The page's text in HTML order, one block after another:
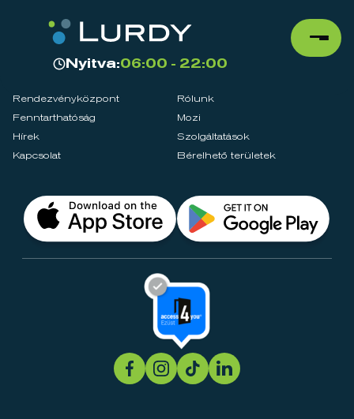
Nyitva:06:00 - 22:00
Rendezvényközpont
Rólunk
Fenntarthatóság
Mozi
Hírek
Szolgáltatások
Kapcsolat
Bérelhető területek